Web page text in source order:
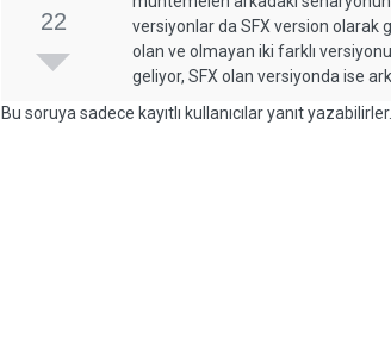
22
versiyonlar da SFX version olarak
olan ve olmayan iki farklı
geliyor, SFX olan versiyonda ise
Bu soruya sadece kayıtlı kullanıcılar yanıt